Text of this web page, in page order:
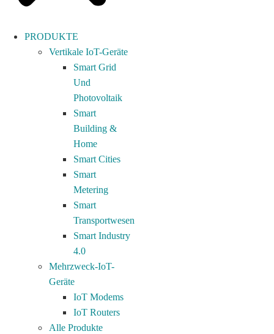
PRODUKTE
Vertikale IoT-Geräte
Smart Grid
Und
Photovoltaik
Smart
Building &
Home
Smart Cities
Smart
Metering
Smart
Transportwesen
Smart Industry
4.0
Mehrzweck-IoT-
Geräte
IoT Modems
IoT Routers
Alle Produkte